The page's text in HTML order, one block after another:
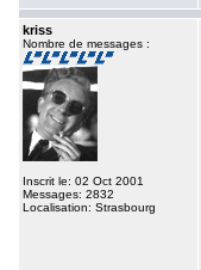
kriss
Nombre de messages :
Inscrit le: 02 Oct 2001
Messages: 2832
Localisation: Strasbourg